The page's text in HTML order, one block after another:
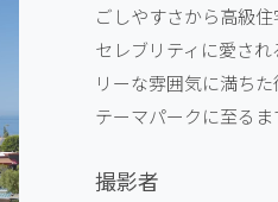
ごしやすさから高級
セレブリティに愛さ
リーな雰囲気に満ち
テーマパークに至るま
撮影者